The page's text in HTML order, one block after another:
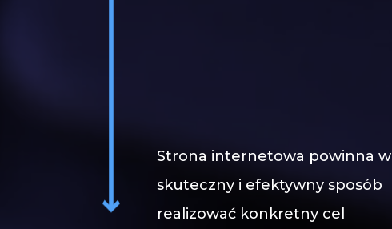
Strona internetowa powinna w
skuteczny i efektywny sposób
realizować konkretny cel